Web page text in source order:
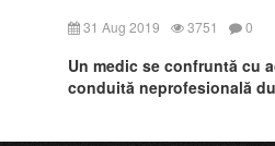
31 Aug 2019 3751 0
Un medic se confruntă cu
conduită neprofesională